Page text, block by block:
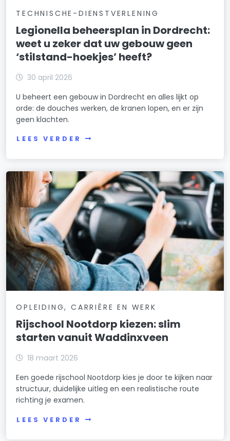
TECHNISCHE-DIENSTVERLENING
Legionella beheersplan in Dordrecht:
weet u zeker dat uw gebouw geen
‘stilstand-hoekjes’ heeft?
30 april 2026
U beheert een gebouw in Dordrecht en alles lijkt op
orde: de douches werken, de kranen lopen, en er zijn
geen klachten.
LEES VERDER
OPLEIDING, CARRIÈRE EN WERK
Rijschool Nootdorp kiezen: slim
starten vanuit Waddinxveen
18 maart 2026
Een goede rijschool Nootdorp kies je door te kijken naar
structuur, duidelijke uitleg en een realistische route
richting je examen.
LEES VERDER